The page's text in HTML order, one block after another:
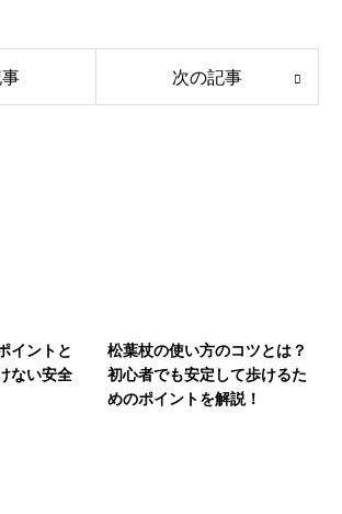
次の記事
イントと
ない安全
松葉杖の使い方のコツとは？
初心者でも安定して歩けるた
めのポイントを解説！